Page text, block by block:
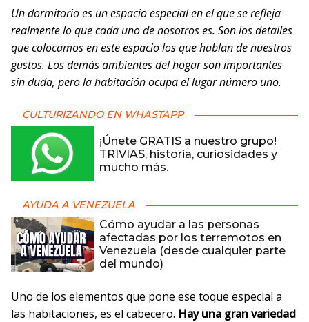
Un dormitorio es un espacio especial en el que se refleja
realmente lo que cada uno de nosotros es. Son los detalles
que colocamos en este espacio los que hablan de nuestros
gustos. Los demás ambientes del hogar son importantes
sin duda, pero la habitación ocupa el lugar número uno.
CULTURIZANDO EN WHASTAPP
¡Únete GRATIS a nuestro grupo!
TRIVIAS, historia, curiosidades y
mucho más.
AYUDA A VENEZUELA
Cómo ayudar a las personas
afectadas por los terremotos en
Venezuela (desde cualquier parte
del mundo)
Uno de los elementos que pone ese toque especial a
las habitaciones, es el cabecero. Hay una gran variedad